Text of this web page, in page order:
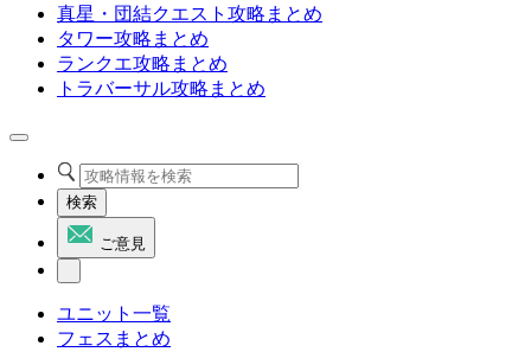
真星・団結クエスト攻略まとめ
タワー攻略まとめ
ランクエ攻略まとめ
トラバーサル攻略まとめ
検索
ご意見
ユニット一覧
フェスまとめ